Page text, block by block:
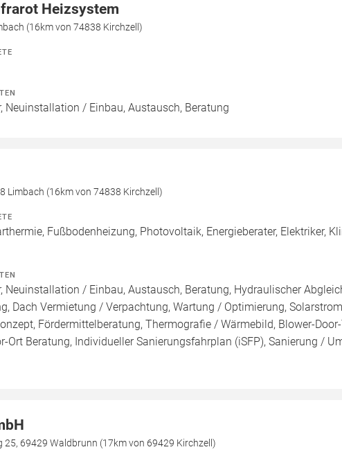
Heizsystem
(16km von 74838 Kirchzell)
Neuinstallation / Einbau, Austausch, Beratung
Limbach (16km von 74838 Kirchzell)
Fußbodenheizung, Photovoltaik, Energieberater, Elektriker,
Neuinstallation / Einbau, Austausch, Beratung, Hydraulischer
Dach Vermietung / Verpachtung, Wartung / Optimierung,
Fördermittelberatung, Thermografie / Wärmebild, Blower-
Ort Beratung, Individueller Sanierungsfahrplan (iSFP), Sanierung /
25, 69429 Waldbrunn (17km von 69429 Kirchzell)